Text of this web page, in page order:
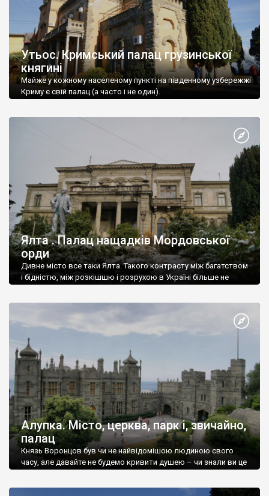
Утьос. Кримський палац грузинської
княгині
Майже у кожному населеному пункті на південному узбережжі
Криму є свій палац (а часто і не один).
Ялта . Палац нащадків Мордовської
орди
Дивне місто все таки Ялта. Такого контрасту між багатством
і бідністю, між розкішшю і розрухою в Україні більше не
Алупка. Місто, церква, парк і, звичайно,
палац
Князь Воронцов був чи не найвідомішою людиною свого
часу, але давайте не будемо кривити душею – чи знали ви це